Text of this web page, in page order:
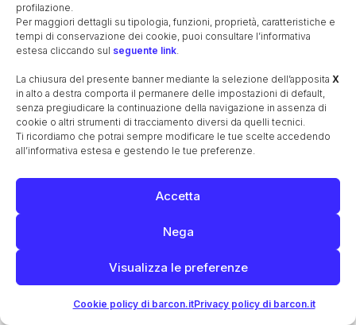
profilazione.
Per maggiori dettagli su tipologia, funzioni, proprietà, caratteristiche e
tempi di conservazione dei cookie, puoi consultare l’informativa
estesa cliccando sul seguente link.
La chiusura del presente banner mediante la selezione dell’apposita X
in alto a destra comporta il permanere delle impostazioni di default,
senza pregiudicare la continuazione della navigazione in assenza di
cookie o altri strumenti di tracciamento diversi da quelli tecnici.
Ti ricordiamo che potrai sempre modificare le tue scelte accedendo
all’informativa estesa e gestendo le tue preferenze.
Accetta
Nega
Visualizza le preferenze
Cookie policy di barcon.itPrivacy policy di barcon.it
Stemma Pola, 1401
disegno a penna e acquerello
"Origine di varie famiglie di Treviso", sec. XVI, 1642, G.
Chiesa 12